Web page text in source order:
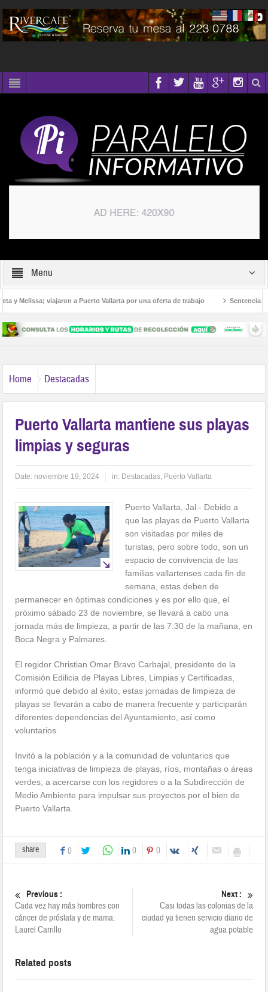
Menu
y Melissa; viajaron a Puerto Vallarta por una oferta de trabajo Sentencian a
Home Destacadas
Puerto Vallarta mantiene sus playas
limpias y seguras
Date: noviembre 19, 2024 in: Destacadas, Puerto Vallarta
Puerto Vallarta, Jal.- Debido a
que las playas de Puerto Vallarta
son visitadas por miles de
turistas, pero sobre todo, son un
espacio de convivencia de las
familias vallartenses cada fin de
semana, estas deben de
permanecer en óptimas condiciones y es por ello que, el
próximo sábado 23 de noviembre, se llevará a cabo una
jornada más de limpieza, a partir de las 7:30 de la mañana, en
Boca Negra y Palmares.
El regidor Christian Omar Bravo Carbajal, presidente de la
Comisión Edilicia de Playas Libres, Limpias y Certificadas,
informó que debido al éxito, estas jornadas de limpieza de
playas se llevarán a cabo de manera frecuente y participarán
diferentes dependencias del Ayuntamiento, así como
voluntarios.
Invitó a la población y a la comunidad de voluntarios que
tenga iniciativas de limpieza de playas, ríos, montañas o áreas
verdes, a acercarse con los regidores o a la Subdirección de
Medio Ambiente para impulsar sus proyectos por el bien de
Puerto Vallarta.
share 0 0 0
Previous :
Cada vez hay más hombres con
cáncer de próstata y de mama:
Laurel Carrillo
Next :
Casi todas las colonias de la
ciudad ya tienen servicio diario de
agua potable
Related posts